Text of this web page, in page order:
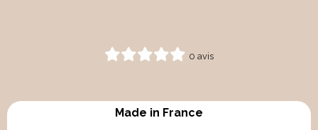
0 avis
Made in France